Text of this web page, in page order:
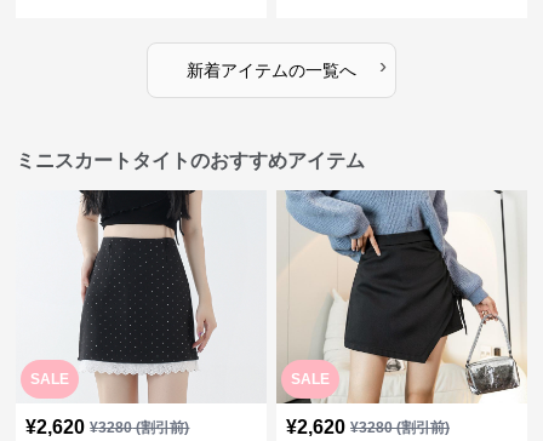
新着アイテムの一覧へ ›
ミニスカートタイトのおすすめアイテム
SALE
¥2,620 ¥3280(割引前)
SALE
¥2,620 ¥3280(割引前)